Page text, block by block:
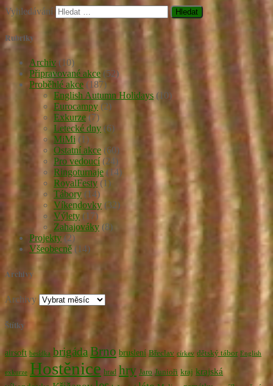
Vyhledávání
Rubriky
Archiv (10)
Připravované akce (52)
Proběhlé akce (187)
English Autumn Holidays (10)
Eurocampy(2)
Exkurze(7)
Letecké dny (6)
MiMi (1)
Ostatní akce (60)
Pro vedoucí(24)
Ringoturnaje (14)
RoyalFesty (1)
Tábory (14)
Víkendovky (32)
Výlety (17)
Zahajováky (8)
Projekty (2)
Všeobecně (14)
Archivy
Archivy
Štítky
airsoft besídka brigádaBrno bruslení Břeclav církev dětský tábor English
exkurze Hostěnice hrad hry Jaro Junioři kraj krajská